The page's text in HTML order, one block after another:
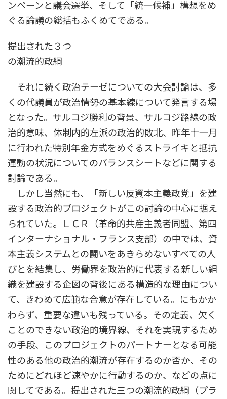
ンペーンと議会選挙、そして「統一候補」構想をめ
ぐる論議の総括もふくめてである。
提出された３つ
の潮流的政綱
それに続く政治テーゼについての大会討論は、多
くの代議員が政治情勢の基本線について発言する場
となった。サルコジ勝利の背景、サルコジ路線の政
治的意味、体制内的左派の政治的敗北、昨年十一月
に行われた特別年金方式をめぐるストライキと抵抗
運動の状況についてのバランスシートなどに関する
討論である。
しかし当然にも、「新しい反資本主義政党」を建
設する政治的プロジェクトがこの討論の中心に据え
られていた。ＬＣＲ（革命的共産主義者同盟、第四
インターナショナル・フランス支部）の中では、資
本主義システムとの闘いをあきらめないすべての人
びとを結集し、労働界を政治的に代表する新しい組
織を建設する企図の背後にある構造的な理由につい
て、きわめて広範な合意が存在している。にもかか
わらず、重要な違いも残っている。その定義、欠く
ことのできない政治的境界線、それを実現するため
の手段、このプロジェクトのパートナーとなる可能
性のある他の政治的潮流が存在するのか否か、その
ためにどれほど速やかに行動するのか、などの点に
関してである。提出された三つの潮流的政綱（プラ